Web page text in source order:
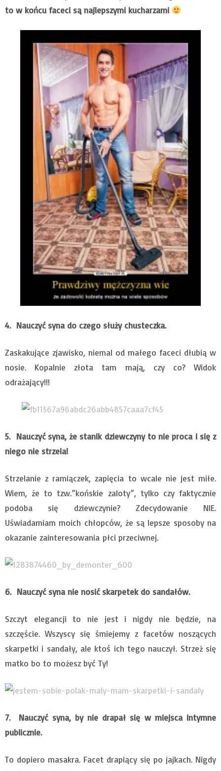
to w końcu faceci są najlepszymi kucharzami
4. Nauczyć syna do czego służy chusteczka.
Zaskakujące zjawisko, niemal od małego faceci dłubią w
nosie. Kopalnie złota tam mają, czy co? Widok
odrażający!!!
5. Nauczyć syna, że stanik dziewczyny to nie proca i się z
niego nie strzela!
Strzelanie z ramiączek, zapięcia to wcale nie jest miłe.
Wiem, że to tzw.”końskie zaloty”, tylko czy faktycznie
podoba się dziewczynie? Zdecydowanie NIE.
Uświadamiam moich chłopców, że są lepsze sposoby na
okazanie zainteresowania płci przeciwnej.
6. Nauczyć syna nie nosić skarpetek do sandałów.
Szczyt elegancji to nie jest i nigdy nie będzie, na
szczęście. Wszyscy się śmiejemy z facetów noszących
skarpetki i sandały, ale ktoś ich tego nauczył. Strzeż się
matko bo to możesz być Ty!
7. Nauczyć syna, by nie drapał się w miejsca intymne
publicznie.
To dopiero masakra. Facet drapiący się po jajkach. Nigdy